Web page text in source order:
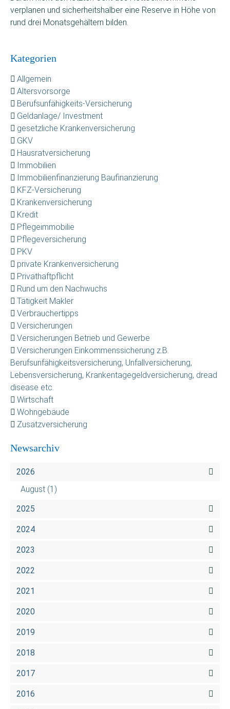
verplanen und sicherheitshalber eine Reserve in Höhe von
rund drei Monatsgehältern bilden.
Kategorien
Allgemein
Altersvorsorge
Berufsunfähigkeits-Versicherung
Geldanlage/ Investment
gesetzliche Krankenversicherung
GKV
Hausratversicherung
Immobilien
Immobilienfinanzierung Baufinanzierung
KFZ-Versicherung
Krankenversicherung
Kredit
Pflegeimmobilie
Pflegeversicherung
PKV
private Krankenversicherung
Privathaftpflicht
Rund um den Nachwuchs
Tätigkeit Makler
Verbrauchertipps
Versicherungen
Versicherungen Betrieb und Gewerbe
Versicherungen Einkommenssicherung z.B.
Berufsunfähigkeitsversicherung, Unfallversicherung,
Lebensversicherung, Krankentagegeldversicherung, dread
disease etc.
Wirtschaft
Wohngebäude
Zusatzversicherung
Newsarchiv
2026
August (1)
2025
2024
2023
2022
2021
2020
2019
2018
2017
2016